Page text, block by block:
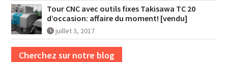
Tour CNC avec outils fixes Takisawa TC 20
d’occasion: affaire du moment! [vendu]
juillet 3, 2017
Cherchez sur notre blog